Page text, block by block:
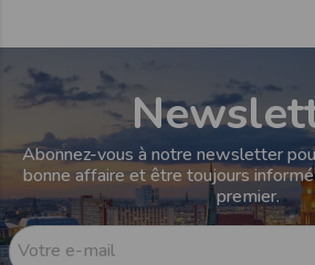
Abonnez-vous à notre newsletter
bonne affaire et être toujours
premier.
Votre e-mail